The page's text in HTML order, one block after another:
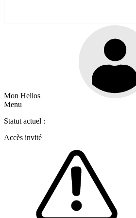
Mon Helios
Menu
Statut actuel :
Accès invité